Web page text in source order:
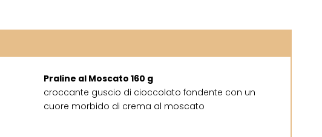
Praline al Moscato 160 g
croccante guscio di cioccolato fondente con un
cuore morbido di crema al moscato